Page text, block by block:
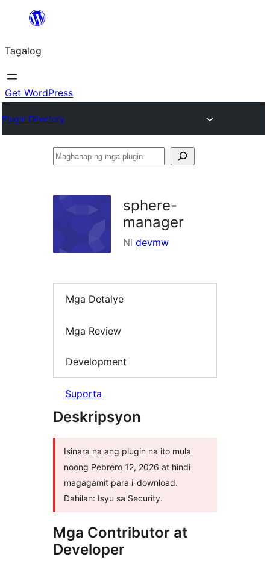
Lumaktaw
sa
content
Tagalog
Get WordPress
Plugin Directory
Maghanap
sphere-
manager
Ni devmw
Mga Detalye
Mga Review
Development
Suporta
Deskripsyon
Isinara na ang plugin na ito mula
noong Pebrero 12, 2026 at hindi
magagamit para i-download.
Dahilan: Isyu sa Security.
Mga Contributor at
Developer